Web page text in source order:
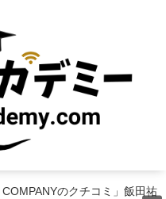
のクチコミ」飯田祐